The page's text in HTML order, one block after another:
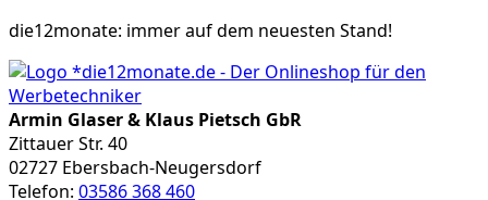
die12monate: immer auf dem neuesten Stand!
Armin Glaser & Klaus Pietsch GbR
Zittauer Str. 40
02727 Ebersbach-Neugersdorf
Telefon: 03586 368 460